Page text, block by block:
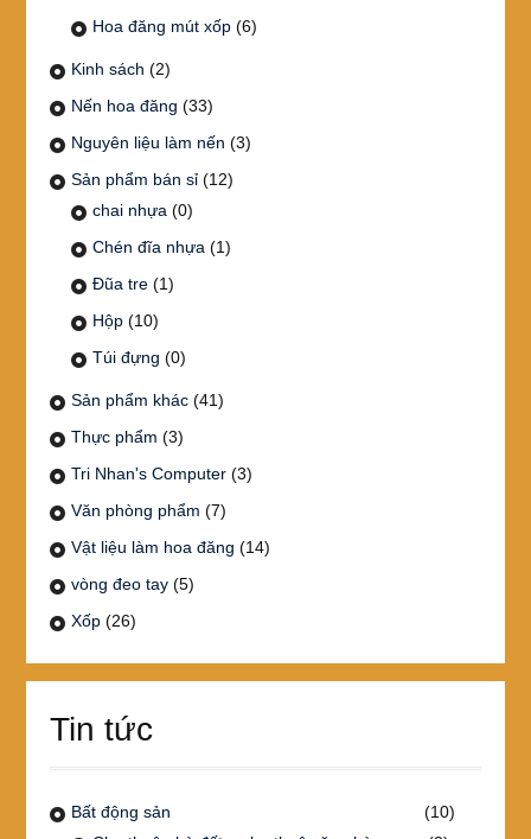
Hoa đăng mút xốp (6)
Kinh sách (2)
Nến hoa đăng (33)
Nguyên liệu làm nến (3)
Sản phẩm bán sỉ (12)
chai nhựa (0)
Chén đĩa nhựa (1)
Đũa tre (1)
Hộp (10)
Túi đựng (0)
Sản phẩm khác (41)
Thực phẩm (3)
Tri Nhan's Computer (3)
Văn phòng phẩm (7)
Vật liệu làm hoa đăng (14)
vòng đeo tay (5)
Xốp (26)
Tin tức
Bất động sản
(10)